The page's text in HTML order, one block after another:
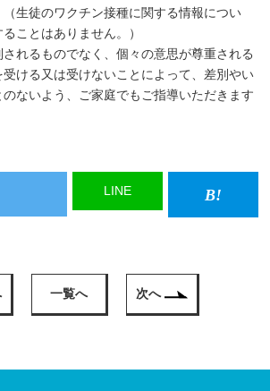
生徒のワクチン接種に関する情報につい
ことはありません。）
されるものでなく、個々の意思が尊重される
ける又は受けないことによって、差別やい
のないよう、ご家庭でもご指導いただきます
LINE
一覧へ 次へ